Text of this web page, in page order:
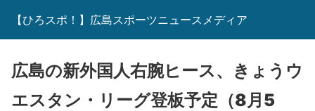
【ひろスポ！】広島スポーツニュースメディア
広島の新外国人右腕ヒース、きょうウ
エスタン・リーグ登板予定（8月5